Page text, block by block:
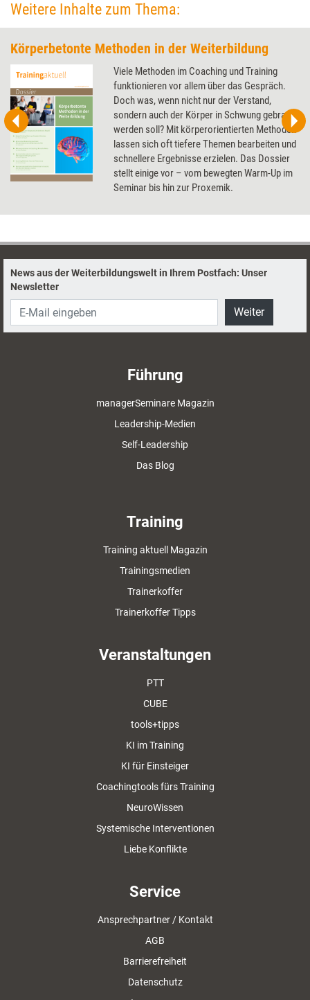
Weitere Inhalte zum Thema:
Körperbetonte Methoden in der Weiterbildung
Viele Methoden im Coaching und Training
funktionieren vor allem über das Gespräch.
Doch was, wenn nicht nur der Verstand,
sondern auch der Körper in Schwung gebracht
werden soll? Mit körperorientierten Methoden
lassen sich oft tiefere Themen bearbeiten und
schnellere Ergebnisse erzielen. Das Dossier
stellt einige vor – vom bewegten Warm-Up im
Seminar bis hin zur Proxemik.
News aus der Weiterbildungswelt in Ihrem Postfach: Unser
Newsletter
Weiter
Führung
managerSeminare Magazin
Leadership-Medien
Self-Leadership
Das Blog
Training
Training aktuell Magazin
Trainingsmedien
Trainerkoffer
Trainerkoffer Tipps
Veranstaltungen
PTT
CUBE
tools+tipps
KI im Training
KI für Einsteiger
Coachingtools fürs Training
NeuroWissen
Systemische Interventionen
Liebe Konflikte
Service
Ansprechpartner / Kontakt
AGB
Barrierefreiheit
Datenschutz